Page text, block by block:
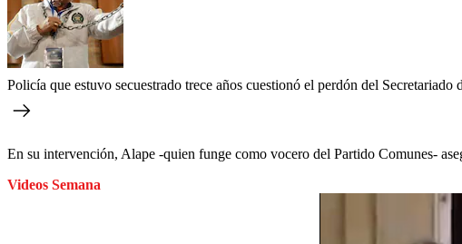
Policía que estuvo secuestrado trece años cuestionó el perdón del Secretariado
En su intervención, Alape -quien funge como vocero del Partido Comunes-
Videos Semana